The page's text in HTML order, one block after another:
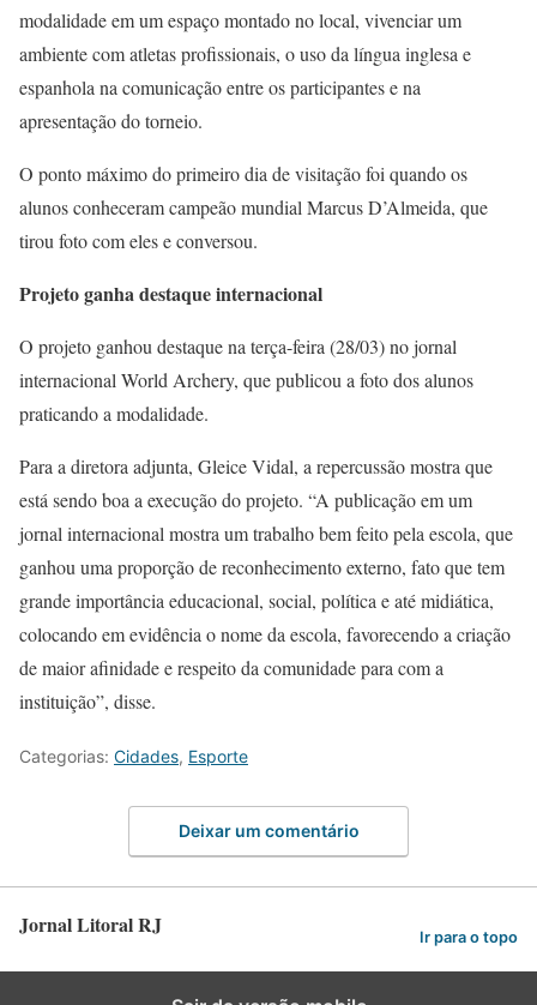
modalidade em um espaço montado no local, vivenciar um
ambiente com atletas profissionais, o uso da língua inglesa e
espanhola na comunicação entre os participantes e na
apresentação do torneio.
O ponto máximo do primeiro dia de visitação foi quando os
alunos conheceram campeão mundial Marcus D’Almeida, que
tirou foto com eles e conversou.
Projeto ganha destaque internacional
O projeto ganhou destaque na terça-feira (28/03) no jornal
internacional World Archery, que publicou a foto dos alunos
praticando a modalidade.
Para a diretora adjunta, Gleice Vidal, a repercussão mostra que
está sendo boa a execução do projeto. “A publicação em um
jornal internacional mostra um trabalho bem feito pela escola, que
ganhou uma proporção de reconhecimento externo, fato que tem
grande importância educacional, social, política e até midiática,
colocando em evidência o nome da escola, favorecendo a criação
de maior afinidade e respeito da comunidade para com a
instituição”, disse.
Categorias: Cidades, Esporte
Deixar um comentário
Jornal Litoral RJ Ir para o topo